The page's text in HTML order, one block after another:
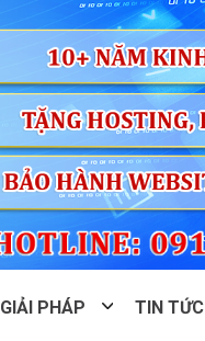
GIẢI PHÁP TIN TỨC